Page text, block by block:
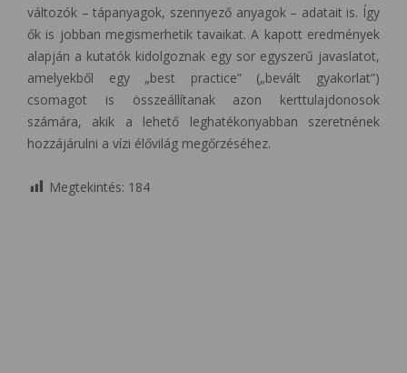
változók – tápanyagok, szennyező anyagok – adatait is. Így
ők is jobban megismerhetik tavaikat. A kapott eredmények
alapján a kutatók kidolgoznak egy sor egyszerű javaslatot,
amelyekből egy „best practice” („bevált gyakorlat”)
csomagot is összeállítanak azon kerttulajdonosok
számára, akik a lehető leghatékonyabban szeretnének
hozzájárulni a vízi élővilág megőrzéséhez.
Megtekintés: 184